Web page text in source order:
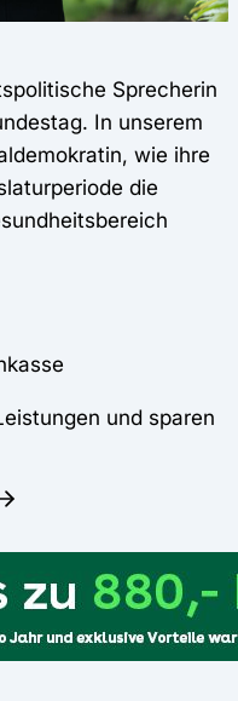
Sprecherin
In unserem
wie ihre
die
und sparen